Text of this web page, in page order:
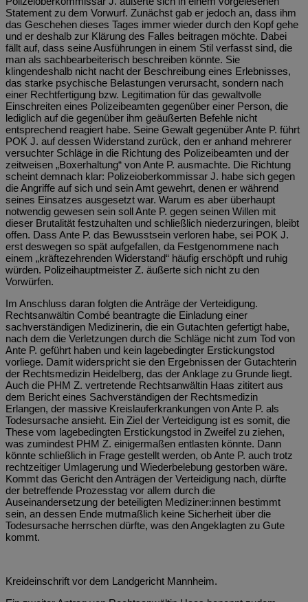
Statement zu dem Vorwurf. Zunächst gab er jedoch an, dass ihm
das Geschehen dieses Tages immer wieder durch den Kopf gehe
und er deshalb zur Klärung des Falles beitragen möchte. Dabei
fällt auf, dass seine Ausführungen in einem Stil verfasst sind, die
man als sachbearbeiterisch beschreiben könnte. Sie
klingendeshalb nicht nacht der Beschreibung eines Erlebnisses,
das starke psychische Belastungen verursacht, sondern nach
einer Rechtfertigung bzw. Legitimation für das gewaltvolle
Einschreiten eines Polizeibeamten gegenüber einer Person, die
lediglich auf die gegenüber ihm geäußerten Befehle nicht
entsprechend reagiert habe. Seine Gewalt gegenüber Ante P. führt
POK J. auf dessen Widerstand zurück, den er anhand mehrerer
versuchter Schläge in die Richtung des Polizeibeamten und der
zeitweisen „Boxerhaltung“ von Ante P. ausmachte. Die Richtung
scheint demnach klar: Polizeioberkommissar J. habe sich gegen
die Angriffe auf sich und sein Amt gewehrt, denen er während
seines Einsatzes ausgesetzt war. Warum es aber überhaupt
notwendig gewesen sein soll Ante P. gegen seinen Willen mit
dieser Brutalität festzuhalten und schließlich niederzuringen, bleibt
offen. Dass Ante P. das Bewusstsein verloren habe, sei POK J.
erst deswegen so spät aufgefallen, da Festgenommene nach
einem „kräftezehrenden Widerstand“ häufig erschöpft und ruhig
würden. Polizeihauptmeister Z. äußerte sich nicht zu den
Vorwürfen.
Im Anschluss daran folgten die Anträge der Verteidigung.
Rechtsanwältin Combé beantragte die Einladung einer
sachverständigen Medizinerin, die ein Gutachten gefertigt habe,
nach dem die Verletzungen durch die Schläge nicht zum Tod von
Ante P. geführt haben und kein lagebedingter Erstickungstod
vorliege. Damit widerspricht sie den Ergebnissen der Gutachterin
der Rechtsmedizin Heidelberg, das der Anklage zu Grunde liegt.
Auch die PHM Z. vertretende Rechtsanwältin Haas zititert aus
dem Bericht eines Sachverständigen der Rechtsmedizin
Erlangen, der massive Kreislauferkrankungen von Ante P. als
Todesursache ansieht. Ein Ziel der Verteidigung ist es somit, die
These vom lagebedingten Erstickungstod in Zweifel zu ziehen,
was zumindest PHM Z. einigermaßen entlasten könnte. Dann
könnte schließlich in Frage gestellt werden, ob Ante P. auch trotz
rechtzeitiger Umlagerung und Wiederbelebung gestorben wäre.
Kommt das Gericht den Anträgen der Verteidigung nach, dürfte
der betreffende Prozesstag vor allem durch die
Auseinandersetzung der beteiligten Mediziner:innen bestimmt
sein, an dessen Ende mutmaßlich keine Sicherheit über die
Todesursache herrschen dürfte, was den Angeklagten zu Gute
kommt.
Kreideinschrift vor dem Landgericht Mannheim.